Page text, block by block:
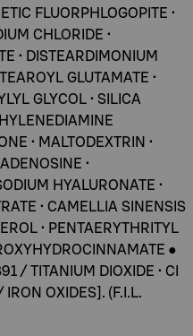
FLUORPHLOGOPITE •
CHLORIDE •
• DISTEARDIMONIUM
GLUTAMATE •
GLYCOL • SILICA
• MALTODEXTRIN •
•
HYALURONATE •
• CAMELLIA SINENSIS
• PENTAERYTHRITYL
●
/ TITANIUM DIOXIDE • CI
OXIDES]. (F.I.L.